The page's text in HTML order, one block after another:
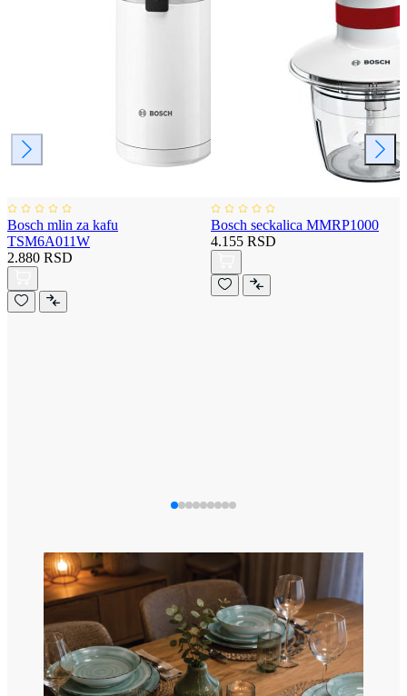
Bosch mlin za kafu
TSM6A011W
2.880 RSD
Bosch seckalica MMRP1000
4.155 RSD